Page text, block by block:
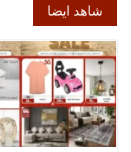
شاهد ايضا